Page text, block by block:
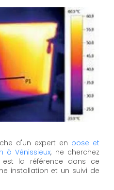
d'un expert en pose et
à Vénissieux, ne cherchez
est la référence dans ce
installation et un suivi de